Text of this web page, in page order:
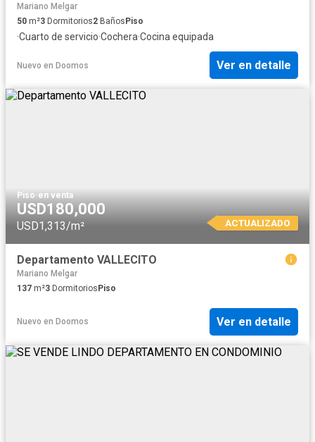
Mariano Melgar
50 m²3 Dormitorios2 BañosPiso
·Cuarto de servicio·Cochera·Cocina equipada
Nuevo en Doomos Ver en detalle
Piso·en venta
USD180,000
USD1,313/m² ACTUALIZADO
Departamento VALLECITO
Mariano Melgar
137 m²3 Dormitorios Piso
Nuevo en Doomos Ver en detalle